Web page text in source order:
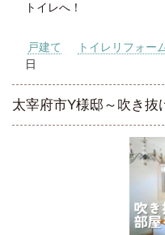
トイレへ！
戸建て トイレリフォー
日
太宰府市Y様邸～吹き